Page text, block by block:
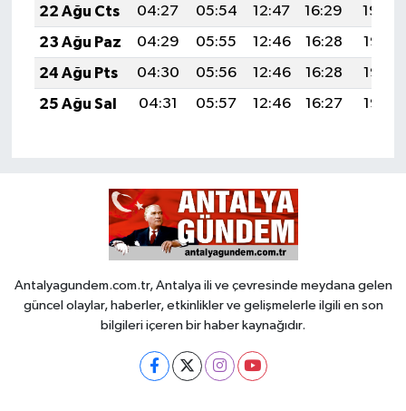
22 Ağu Cts
04:27 05:54 12:47 16:29
19:29
23 Ağu Paz
04:29 05:55 12:46 16:28
19:28
24 Ağu Pts
04:30 05:56 12:46 16:28
19:27
25 Ağu Sal
04:31 05:57 12:46 16:27 19:25
Antalyagundem.com.tr, Antalya ili ve çevresinde meydana gelen
güncel olaylar, haberler, etkinlikler ve gelişmelerle ilgili en son
bilgileri içeren bir haber kaynağıdır.